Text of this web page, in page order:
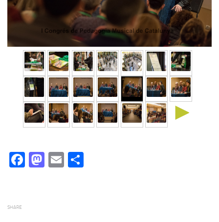
►
Facebook
Mastodon
Email
SHARE